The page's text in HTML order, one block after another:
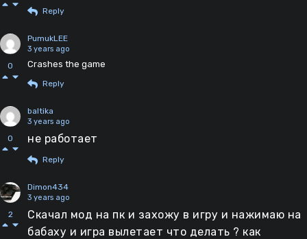
Reply
0
PumukLEE
3 years ago
Crashes the game
Reply
0
baltika
3 years ago
не работает
Reply
2
Dimon434
3 years ago
Скачал мод на пк и захожу в игру и нажимаю на
бабаху и игра вылетает что делать ? как